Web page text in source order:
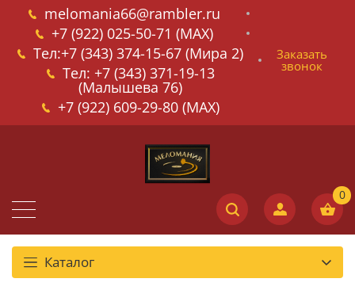
melomania66@rambler.ru
+7 (922) 025-50-71 (MAX)
Тел:+7 (343) 374-15-67 (Мира 2)
Тел: +7 (343) 371-19-13
(Малышева 76)
+7 (922) 609-29-80 (MAX)
Заказать
звонок
Каталог